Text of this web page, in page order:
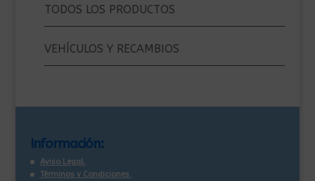
TODOS LOS PRODUCTOS
VEHÍCULOS Y RECAMBIOS
Información:
Aviso Legal.
Términos y Condiciones.